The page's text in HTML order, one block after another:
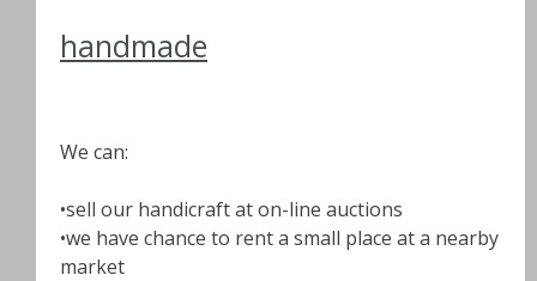
handmade
We can:
•sell our handicraft at on-line auctions
•we have chance to rent a small place at a nearby
market